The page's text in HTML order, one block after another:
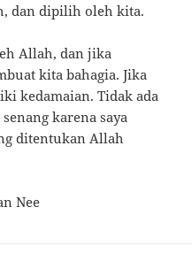
dan dipilih oleh kita.
Allah, dan jika
kita bahagia. Jika
kedamaian. Tidak ada
karena saya
ditentukan Allah
Nee